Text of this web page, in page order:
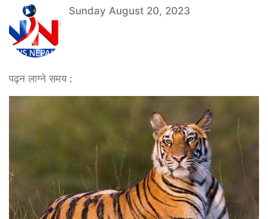
Sunday August 20, 2023
पढ्न लाग्ने समय :